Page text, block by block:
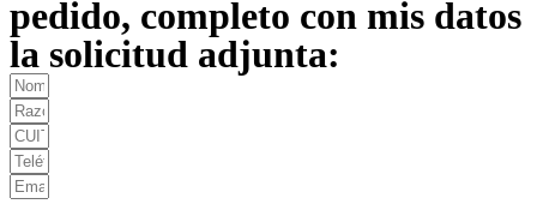
pedido, completo con mis datos
la solicitud adjunta: